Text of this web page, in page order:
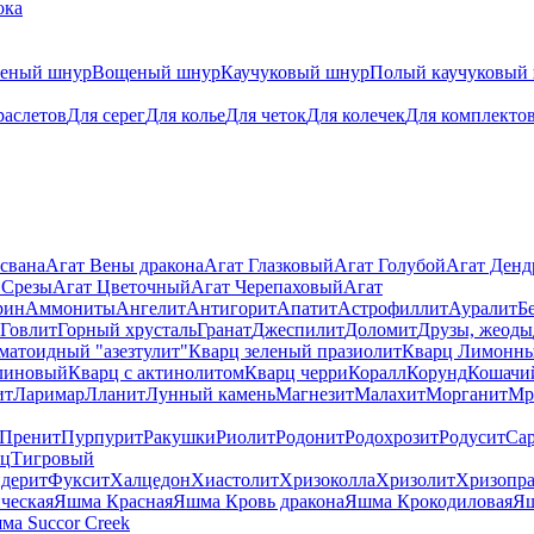
шнурВощеный шнурКаучуковый шнурПолый
Для серегДля кольеДля четокДля колечекДля
Агат Вены драконаАгат ГлазковыйАгат ГолубойАгат
Агат ЦветочныйАгат ЧерепаховыйАгат
АммонитыАнгелитАнтигоритАпатитАстрофиллитАуралит
ГовлитГорный хрустальГранатДжеспилитДоломитДрузы, жеоды
"азезтулит"Кварц зеленый празиолитКварц
Кварц с актинолитомКварц черриКораллКорунд
ЛаримарЛланитЛунный каменьМагнезитМалахитМорганит
ПренитПурпуритРакушкиРиолитРодонитРодохрозитРодусит
Тигровый
ФукситХалцедонХиастолитХризоколлаХризолит
Яшма КраснаяЯшма Кровь драконаЯшма Крокодиловая
Succor Creek